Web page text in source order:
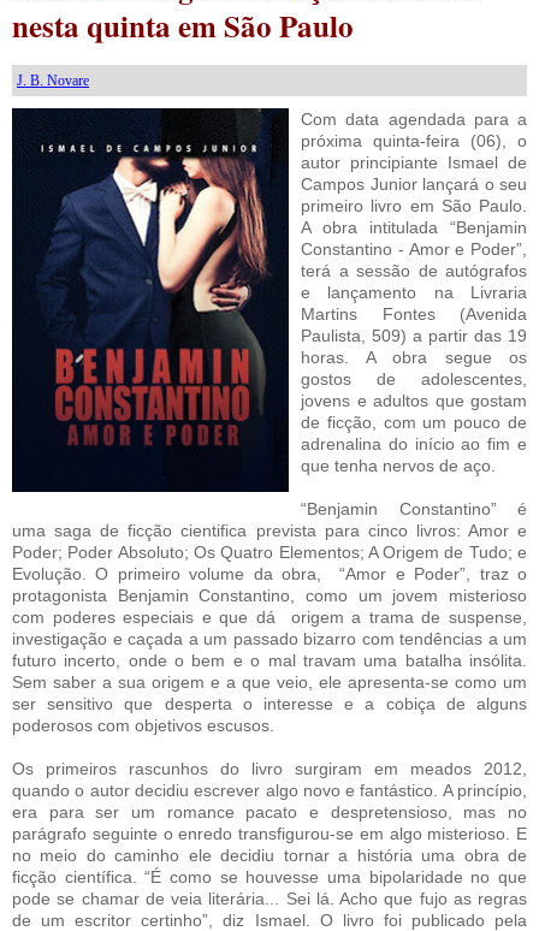
nesta quinta em São Paulo
J. B. Novare
Com data agendada para a
próxima quinta-feira (06), o
autor principiante Ismael de
Campos Junior lançará o seu
primeiro livro em São Paulo.
A obra intitulada “Benjamin
Constantino - Amor e Poder”,
terá a sessão de autógrafos
e lançamento na Livraria
Martins Fontes (Avenida
Paulista, 509) a partir das 19
horas. A obra segue os
gostos de adolescentes,
jovens e adultos que gostam
de ficção, com um pouco de
adrenalina do início ao fim e
que tenha nervos de aço.
“Benjamin Constantino” é
uma saga de ficção cientifica prevista para cinco livros: Amor e
Poder; Poder Absoluto; Os Quatro Elementos; A Origem de Tudo; e
Evolução. O primeiro volume da obra, “Amor e Poder”, traz o
protagonista Benjamin Constantino, como um jovem misterioso
com poderes especiais e que dá origem a trama de suspense,
investigação e caçada a um passado bizarro com tendências a um
futuro incerto, onde o bem e o mal travam uma batalha insólita.
Sem saber a sua origem e a que veio, ele apresenta-se como um
ser sensitivo que desperta o interesse e a cobiça de alguns
poderosos com objetivos escusos.
Os primeiros rascunhos do livro surgiram em meados 2012,
quando o autor decidiu escrever algo novo e fantástico. A princípio,
era para ser um romance pacato e despretensioso, mas no
parágrafo seguinte o enredo transfigurou-se em algo misterioso. E
no meio do caminho ele decidiu tornar a história uma obra de
ficção científica. “É como se houvesse uma bipolaridade no que
pode se chamar de veia literária... Sei lá. Acho que fujo as regras
de um escritor certinho”, diz Ismael. O livro foi publicado pela